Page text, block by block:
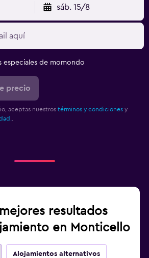
sáb. 15/8
especiales de momondo
precio
aceptas nuestros términos y condiciones y
resultados
en Monticello
Alojamientos alternativos